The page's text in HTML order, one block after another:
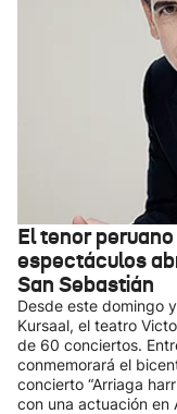
El tenor
espectáculos
San Sebastián
Desde este domingo
Kursaal, el teatro
de 60 conciertos.
conmemorará el
concierto “Arriaga
con una actuación en